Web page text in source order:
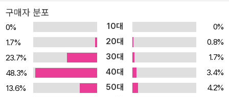
많은 아이들이 책과 연결되고, 세상과 연결되는 소중한 경험을 하기
를 바라며 이 이야기를 쓰셨어요. 또한, 이 책의 그림을 그린 박소영
작가님은 책과 도서관을 사랑하는 ‘그림책 덕후’랍니다. 상처받은 책
들이 다시 치유받는 이 사랑스러운 이야기를 다정한 그림체로 그려
주셨지요. 버려진 책의 목소리를 듣고, 새로운 여정을 떠나는 책의 모
습을 지켜보면서, 아이들은 독서의 즐거움과 더불어 책을 아끼는 마
음을 배우게 될 거예요.
구매자 분포
0% 10대
0%
1.7%
20대
0.8%
23.7%
30대
1.7%
48.3%
40대
3.4%
13.6%
50대
4.2%